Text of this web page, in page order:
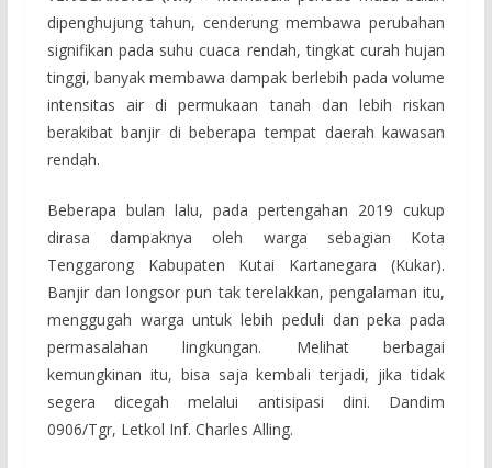
dipenghujung tahun, cenderung membawa perubahan
signifikan pada suhu cuaca rendah, tingkat curah hujan
tinggi, banyak membawa dampak berlebih pada volume
intensitas air di permukaan tanah dan lebih riskan
berakibat banjir di beberapa tempat daerah kawasan
rendah.
Beberapa bulan lalu, pada pertengahan 2019 cukup
dirasa dampaknya oleh warga sebagian Kota
Tenggarong Kabupaten Kutai Kartanegara (Kukar).
Banjir dan longsor pun tak terelakkan, pengalaman itu,
menggugah warga untuk lebih peduli dan peka pada
permasalahan lingkungan. Melihat berbagai
kemungkinan itu, bisa saja kembali terjadi, jika tidak
segera dicegah melalui antisipasi dini. Dandim
0906/Tgr, Letkol Inf. Charles Alling.